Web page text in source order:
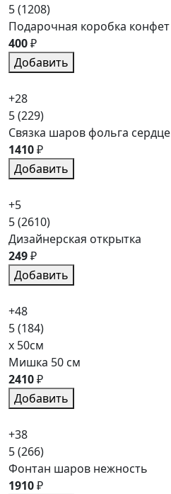
5(1208)
Подарочная коробка конфет
400₽
Добавить
+28
5(229)
Связка шаров фольга сердце
1410₽
Добавить
+5
5(2610)
Дизайнерская открытка
249₽
Добавить
+48
5(184)
x 50см
Мишка 50 см
2410₽
Добавить
+38
5(266)
Фонтан шаров нежность
1910₽